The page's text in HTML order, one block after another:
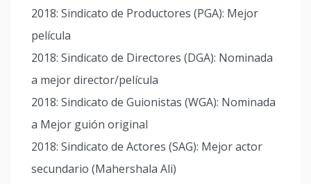
2018: Sindicato de Productores (PGA): Mejor
película
2018: Sindicato de Directores (DGA): Nominada
a mejor director/película
2018: Sindicato de Guionistas (WGA): Nominada
a Mejor guión original
2018: Sindicato de Actores (SAG): Mejor actor
secundario (Mahershala Ali)